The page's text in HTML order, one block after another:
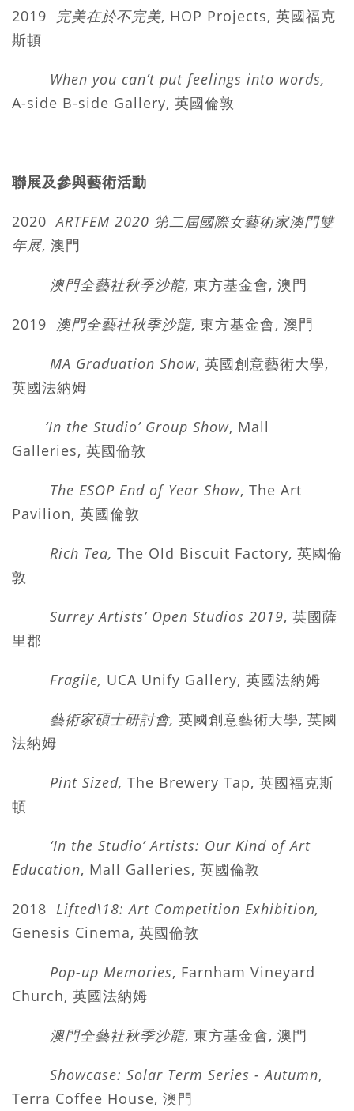
2019 完美在於不完美, HOP Projects, 英國福克
斯頓
When you can’t put feelings into words,
A-side B-side Gallery, 英國倫敦
聯展及參與藝術活動
2020ARTFEM 2020 第二屆國際女藝術家澳門雙
年展, 澳門
澳門全藝社秋季沙龍, 東方基金會, 澳門
2019 澳門全藝社秋季沙龍, 東方基金會, 澳門
MA Graduation Show, 英國創意藝術大學,
英國法納姆
‘In the Studio’ Group Show, Mall
Galleries, 英國倫敦
The ESOP End of Year Show, The Art
Pavilion, 英國倫敦
Rich Tea, The Old Biscuit Factory, 英國倫
敦
Surrey Artists’ Open Studios 2019, 英國薩
里郡
Fragile, UCA Unify Gallery, 英國法納姆
藝術家碩士研討會, 英國創意藝術大學, 英國
法納姆
Pint Sized, The Brewery Tap, 英國福克斯
頓
‘In the Studio’ Artists: Our Kind of Art
Education, Mall Galleries, 英國倫敦
2018 Lifted\18: Art Competition Exhibition,
Genesis Cinema, 英國倫敦
Pop-up Memories, Farnham Vineyard
Church, 英國法納姆
澳門全藝社秋季沙龍, 東方基金會, 澳門
Showcase: Solar Term Series - Autumn,
Terra Coffee House, 澳門